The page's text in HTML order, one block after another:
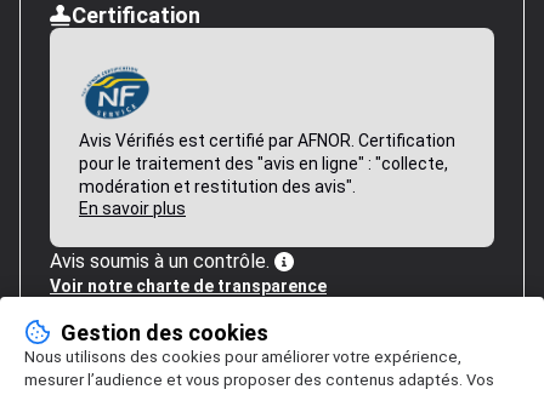
Certification
Avis Vérifiés est certifié par AFNOR. Certification
pour le traitement des "avis en ligne" : "collecte,
modération et restitution des avis".
En savoir plus
Avis soumis à un contrôle.
Voir notre charte de transparence
Gestion des cookies
Nous utilisons des cookies pour améliorer votre expérience,
mesurer l’audience et vous proposer des contenus adaptés. Vos